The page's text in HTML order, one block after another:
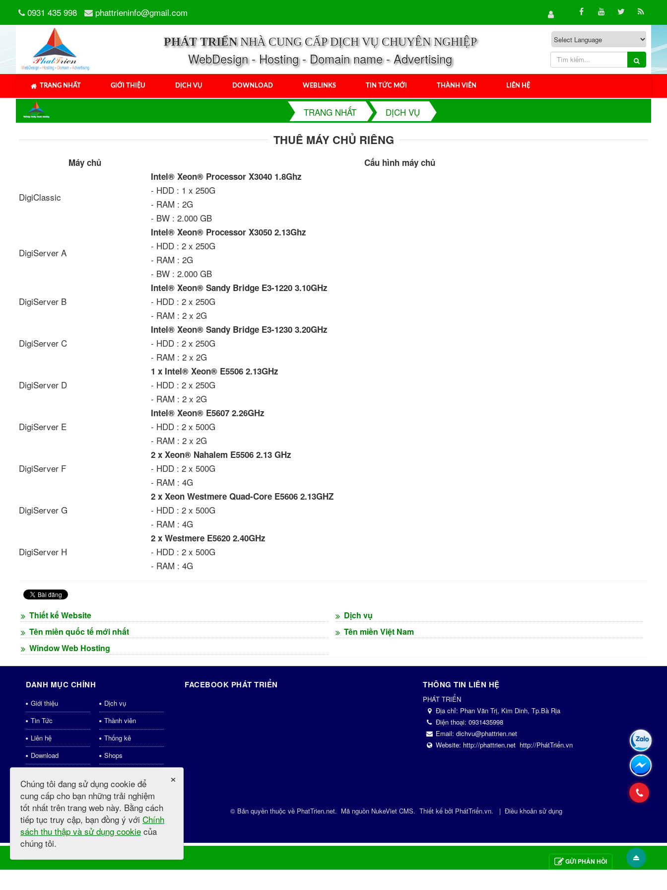
0931 435 998 phattrieninfo@gmail.com
PHÁT TRIỂNNHÀ CUNG CẤP DỊCH VỤ CHUYÊN NGHIỆP
WebDesign - Hosting - Domain name - Advertising
TRANG NHẤT GIỚI THIỆU DỊCH VỤ DOWNLOAD WEBLINKS TIN TỨC MỚI THÀNH VIÊN LIÊN HỆ
TRANG NHẤT DỊCH VỤ
THUÊ MÁY CHỦ RIÊNG
Máy chủ Cấu hình máy chủ
DigiClassic
Intel® Xeon® Processor X3040 1.8Ghz
- HDD : 1 x 250G
- RAM : 2G
- BW : 2.000 GB
DigiServer A
Intel® Xeon® Processor X3050 2.13Ghz
- HDD : 2 x 250G
- RAM : 2G
- BW : 2.000 GB
DigiServer B
Intel® Xeon® Sandy Bridge E3-1220 3.10GHz
- HDD : 2 x 250G
- RAM : 2 x 2G
DigiServer C
Intel® Xeon® Sandy Bridge E3-1230 3.20GHz
- HDD : 2 x 250G
- RAM : 2 x 2G
DigiServer D
1 x Intel® Xeon® E5506 2.13GHz
- HDD : 2 x 250G
- RAM : 2 x 2G
DigiServer E
Intel® Xeon® E5607 2.26GHz
- HDD : 2 x 500G
- RAM : 2 x 2G
DigiServer F
2 x Xeon® Nahalem E5506 2.13 GHz
- HDD : 2 x 500G
- RAM : 4G
DigiServer G
2 x Xeon Westmere Quad-Core E5606 2.13GHZ
- HDD : 2 x 500G
- RAM : 4G
DigiServer H
2 x Westmere E5620 2.40GHz
- HDD : 2 x 500G
- RAM : 4G
Thiết kế Website
Dịch vụ
Tên miền quốc tế mới nhất
Tên miền Việt Nam
Window Web Hosting
DANH MỤC CHÍNH
Giới thiệu
Dịch vụ
Tin Tức
Thành viên
Liên hệ
Thống kê
Download
Shops
Videos
FACEBOOK PHÁT TRIỂN THÔNG TIN LIÊN HỆ
PHÁT TRIỂN
Địa chỉ: Phan Văn Trị, Kim Dinh, Tp.Bà Rịa
Điện thoại: 0931435998
Email: dichvu@phattrien.net
Website: http://phattrien.net http://PhátTriển.vn
© Bản quyền thuộc về PhatTrien.net. Mã nguồn NukeViet CMS. Thiết kế bởi PhátTriển.vn. | Điều khoản sử dụng
×
Chúng tôi đang sử dụng cookie để
cung cấp cho bạn những trải nghiệm
tốt nhất trên trang web này. Bằng cách
tiếp tục truy cập, bạn đồng ý với Chính
sách thu thập và sử dụng cookie của
chúng tôi.
GỬI PHẢN HỒI